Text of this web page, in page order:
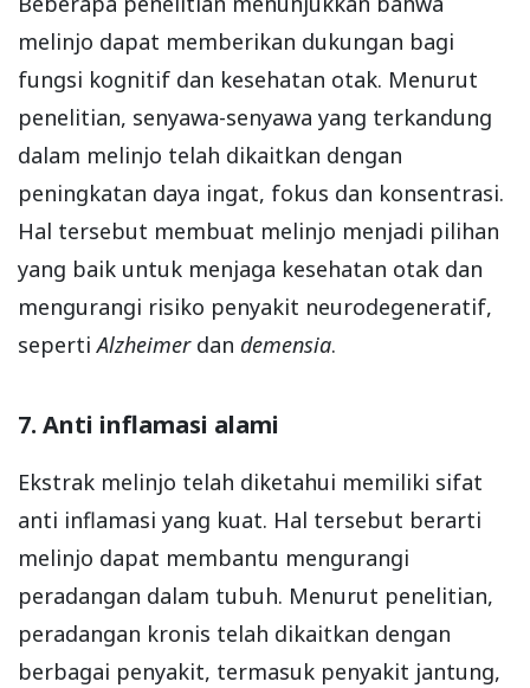
melinjo dapat memberikan dukungan bagi
fungsi kognitif dan kesehatan otak. Menurut
penelitian, senyawa-senyawa yang terkandung
dalam melinjo telah dikaitkan dengan
peningkatan daya ingat, fokus dan konsentrasi.
Hal tersebut membuat melinjo menjadi pilihan
yang baik untuk menjaga kesehatan otak dan
mengurangi risiko penyakit neurodegeneratif,
sepertiAlzheimerdan demensia.
7. Anti inflamasi alami
Ekstrak melinjo telah diketahui memiliki sifat
anti inflamasi yang kuat. Hal tersebut berarti
melinjo dapat membantu mengurangi
peradangan dalam tubuh. Menurut penelitian,
peradangan kronis telah dikaitkan dengan
berbagai penyakit, termasuk penyakit jantung,